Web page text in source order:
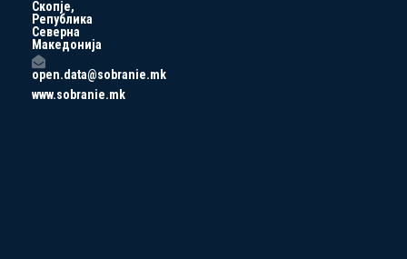
Скопје,
Република
Северна
Македонија
open.data@sobranie.mk
www.sobranie.mk